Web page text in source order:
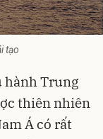
tạo
hành Trung
thiên nhiên
Á có rất